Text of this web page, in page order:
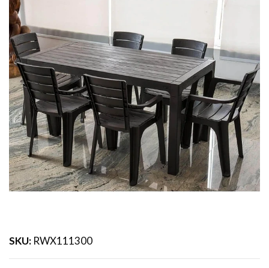
SKU: RWX111300